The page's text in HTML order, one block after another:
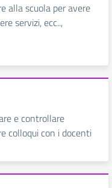
alla scuola per avere
servizi, ecc..,
e controllare
colloqui con i docenti